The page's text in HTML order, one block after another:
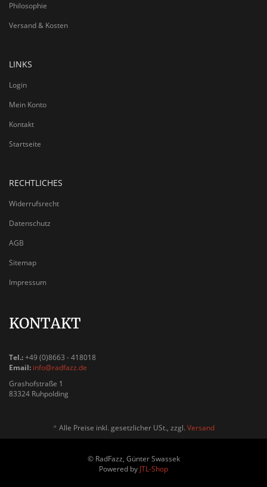
Philosophie
Versand & Kosten
LINKS
Login
Mein Konto
Kontakt
Startseite
RECHTLICHES
Widerrufsrecht
Datenschutz
AGB
Sitemap
Impressum
KONTAKT
Tel.:+49 (0)8663 - 418018
Email: info@radfazz.de
Grashofstraße 1
83324 Ruhpolding
* Alle Preise inkl. gesetzlicher USt., zzgl. Versand
© RadFazz, Günter Swassek
Powered by JTL-Shop